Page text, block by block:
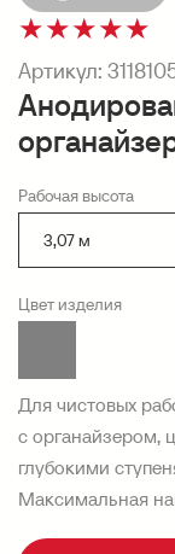
★★★★★
Артикул:
Рабочая высота
Цвет изделия
Для чистовых
с органайзером,
глубокими
Максимальная